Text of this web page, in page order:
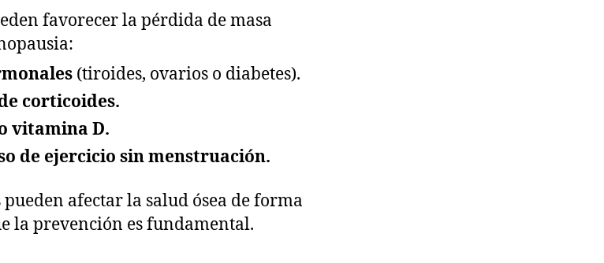
favorecer la pérdida de masa
(tiroides, ovarios o diabetes).
corticoides.
vitamina D.
de ejercicio sin menstruación.
afectar la salud ósea de forma
la prevención es fundamental.